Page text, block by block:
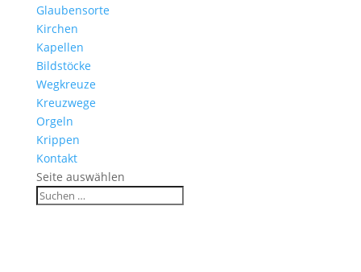
Glau­ben­s­orte
Kirchen
Kapellen
Bild­stöcke
Wegkreuze
Kreuz­wege
Orgeln
Krippen
Kontakt
Seite auswählen